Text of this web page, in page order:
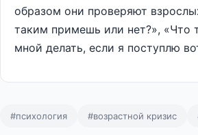
образом они проверяют
таким примешь или нет?», «Что
мной делать, если я поступлю
#психология #возрастной кризис